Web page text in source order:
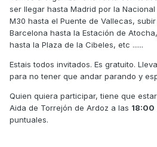
ser llegar hasta Madrid por la
M30 hasta el Puente de Vallecas,
Barcelona hasta la Estación de
hasta la Plaza de la Cibeles, etc ......
Estais todos invitados. Es gratuito.
para no tener que andar parando y
Quien quiera participar, tiene que
Aida de Torrejón de Ardoz a las 18:00
puntuales.